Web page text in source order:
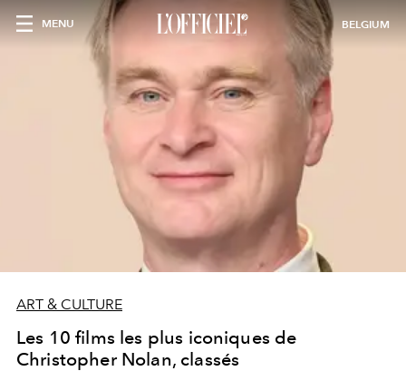
MENU BELGIUM
ART & CULTURE
Les 10 films les plus iconiques de
Christopher Nolan, classés